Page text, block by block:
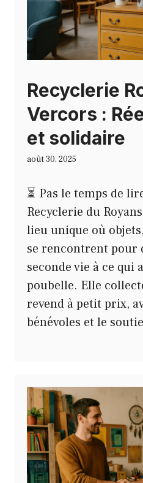
Recyclerie
Vercors :
et solidaire
août 30, 2025
⏳ Pas le temps de
Recyclerie du
lieu unique où
se rencontrent pour
seconde vie à ce
poubelle. Elle
revend à petit prix,
bénévoles et le